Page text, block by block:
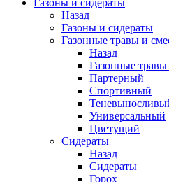
Газоны и сидераты
Назад
Газоны и сидераты
Газонные травы и
Назад
Газонные травы
Партерный
Спортивный
Универсальный
Цветущий
Сидераты
Назад
Сидераты
Горох